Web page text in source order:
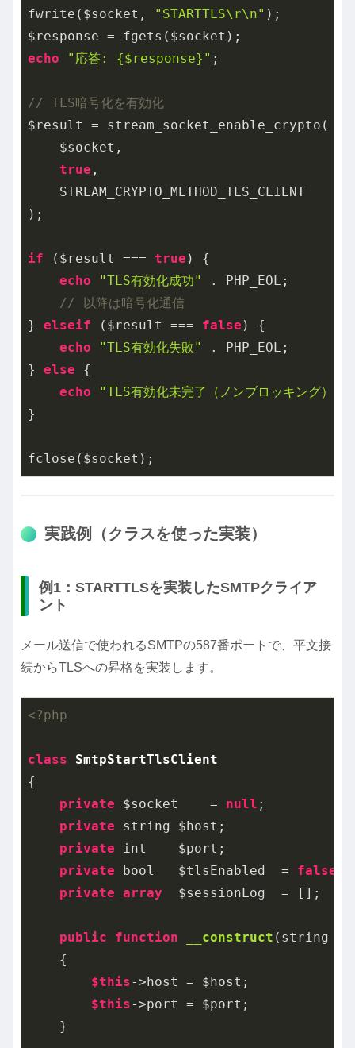
fwrite($socket,
"STARTTLS\r\n" );
echo
"応答: {$response}" ;
// TLS暗号化を有効化
$result = stream_socket_enable_crypto(
    $socket,
true ,
    STREAM_CRYPTO_METHOD_TLS_CLIENT
);
if ($result === true ) {
echo
"TLS有効化成功"
. PHP_EOL;
// 以降は暗号化通信
} elseif ($result === false ) {
echo
"TLS有効化失敗"
. PHP_EOL;
} else {
echo
"TLS有効化未完了（ノンブロッキング）"
}
実践例（クラスを使った実装）
例1：STARTTLSを実装したSMTPクライア
ント
メール送信で使われるSMTPの587番ポートで、平文接
続からTLSへの昇格を実装します。
<?php
class
SmtpStartTlsClient
{
private $socket    = null ;
private string $host;
private int    $port;
private bool   $tlsEnabled  = false
private array
  $sessionLog  = [];
public function __construct (string
{
$this->host = $host;
$this->port = $port;
    }